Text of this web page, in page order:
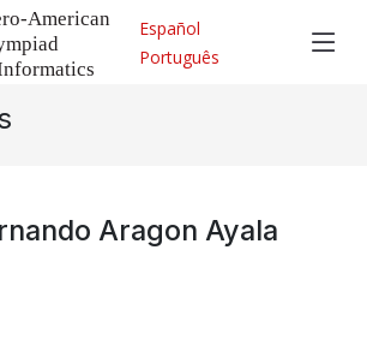
Español
Português
Aragon Ayala